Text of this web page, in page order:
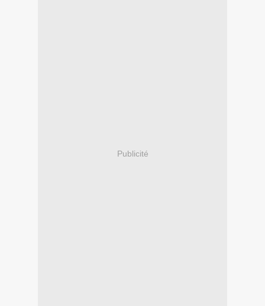
Publicité